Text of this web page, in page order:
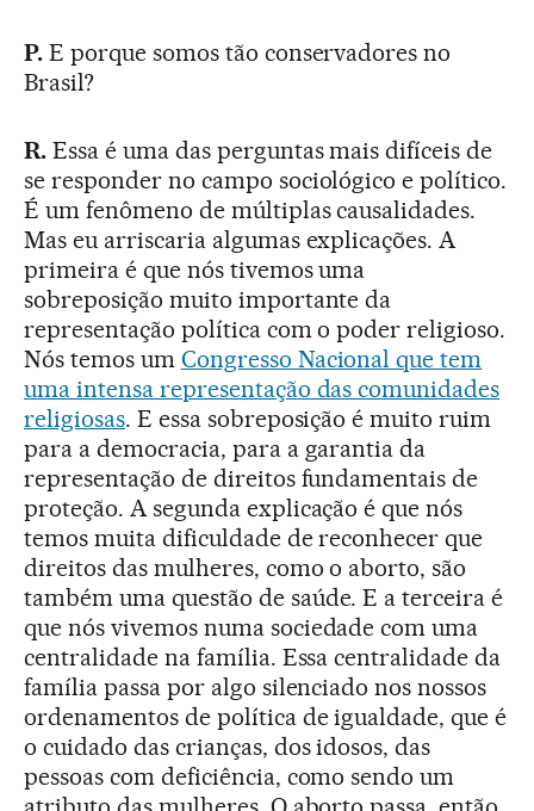
P. E porque somos tão conservadores no
Brasil?
R.Essa é uma das perguntas mais difíceis de
se responder no campo sociológico e político.
É um fenômeno de múltiplas causalidades.
Mas eu arriscaria algumas explicações. A
primeira é que nós tivemos uma
sobreposição muito importante da
representação política com o poder religioso.
Nós temos um Congresso Nacional que tem
uma intensa representação das comunidades
religiosas. E essa sobreposição é muito ruim
para a democracia, para a garantia da
representação de direitos fundamentais de
proteção. A segunda explicação é que nós
temos muita dificuldade de reconhecer que
direitos das mulheres, como o aborto, são
também uma questão de saúde. E a terceira é
que nós vivemos numa sociedade com uma
centralidade na família. Essa centralidade da
família passa por algo silenciado nos nossos
ordenamentos de política de igualdade, que é
o cuidado das crianças, dos idosos, das
pessoas com deficiência, como sendo um